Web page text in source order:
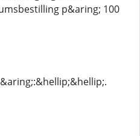
p&aring; 100